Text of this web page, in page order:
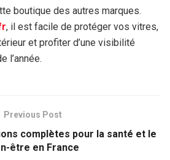
boutique des autres marques.
, il est facile de protéger vos vitres,
et profiter d’une visibilité
l’année.
Previous Post
complètes pour la santé et le
être en France